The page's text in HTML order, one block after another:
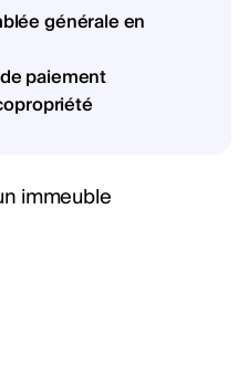
générale en
paiement